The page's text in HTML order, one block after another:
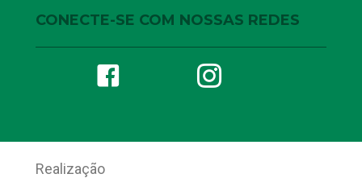
CONECTE-SE COM NOSSAS REDES
Realização